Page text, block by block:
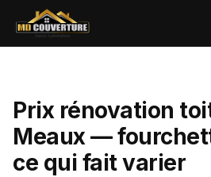
Prix rénovation
Meaux —
ce qui fait varier